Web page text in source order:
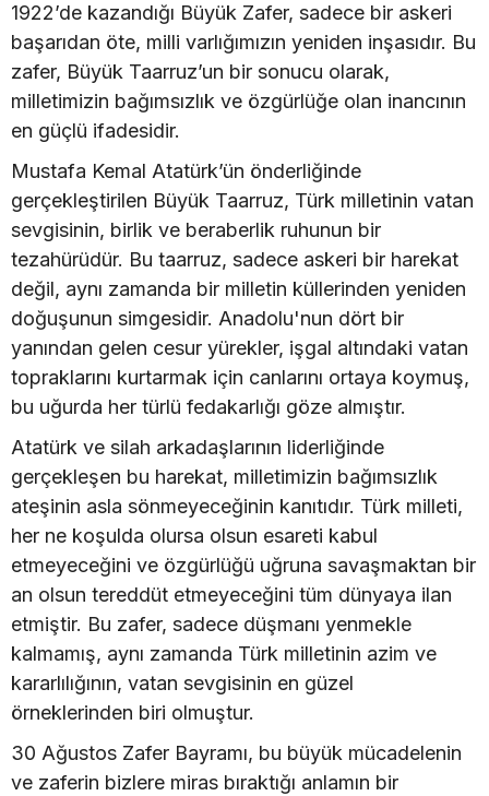
1922’de kazandığı Büyük Zafer, sadece bir askeri
başarıdan öte, milli varlığımızın yeniden inşasıdır. Bu
zafer, Büyük Taarruz’un bir sonucu olarak,
milletimizin bağımsızlık ve özgürlüğe olan inancının
en güçlü ifadesidir.
Mustafa Kemal Atatürk’ün önderliğinde
gerçekleştirilen Büyük Taarruz, Türk milletinin vatan
sevgisinin, birlik ve beraberlik ruhunun bir
tezahürüdür. Bu taarruz, sadece askeri bir harekat
değil, aynı zamanda bir milletin küllerinden yeniden
doğuşunun simgesidir. Anadolu'nun dört bir
yanından gelen cesur yürekler, işgal altındaki vatan
topraklarını kurtarmak için canlarını ortaya koymuş,
bu uğurda her türlü fedakarlığı göze almıştır.
Atatürk ve silah arkadaşlarının liderliğinde
gerçekleşen bu harekat, milletimizin bağımsızlık
ateşinin asla sönmeyeceğinin kanıtıdır. Türk milleti,
her ne koşulda olursa olsun esareti kabul
etmeyeceğini ve özgürlüğü uğruna savaşmaktan bir
an olsun tereddüt etmeyeceğini tüm dünyaya ilan
etmiştir. Bu zafer, sadece düşmanı yenmekle
kalmamış, aynı zamanda Türk milletinin azim ve
kararlılığının, vatan sevgisinin en güzel
örneklerinden biri olmuştur.
30 Ağustos Zafer Bayramı, bu büyük mücadelenin
ve zaferin bizlere miras bıraktığı anlamın bir